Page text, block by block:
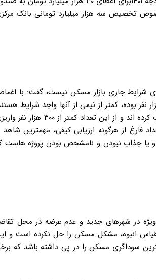
تخصیص سه هزار میلیارد تومانی بانک
شرایط جاری بازار مسکن نیست، گفت: با
بوده، کمتر از نیمی از آنها واجد شرایط
و نهایتا مبتنی بر آمار و اطلاعات تا نیمه خرداد ماه حدود نیم میلیون نفر افتتاح حساب کرده اند و از این تعداد کمتر از
تومان داشته اند. این اعداد فارغ از هرگونه ارزیابی کیفی، مهمترین
و یا جذاب نبودن و نامشخص بودن پروژه هاست
ویژه در شهرهای جدید و عدم عرضه در محل
انبوه، مشکل مسکن را حل نکرده است و
سوداگری مسکن را در پی داشته باشد که